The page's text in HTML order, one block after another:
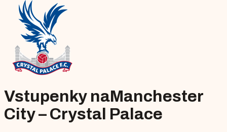
Vstupenky naManchester
City – Crystal Palace